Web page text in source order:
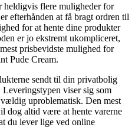
flere muligheder for
efterhånden at få bragt ordren til
for at hente dine produkter
er jo ekstremt ukompliceret,
prisbevidste mulighed for
Pude Cream.
sendt til din privatbolig
viser sig som
uproblematisk. Den mest
dog altid være at hente varerne
du lever lige ved online